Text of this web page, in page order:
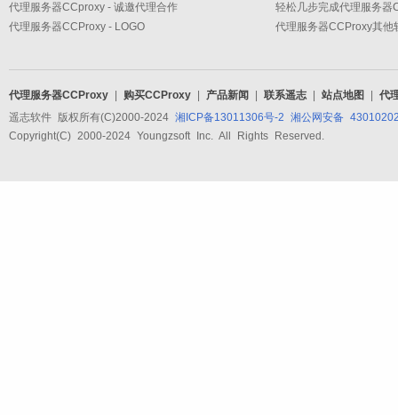
代理服务器CCproxy - 诚邀代理合作
代理服务器CCProxy - LOGO
轻松几步完成代理服务器
代理服务器CCProxy其他
代理服务器CCProxy 购买CCProxy 产品新闻 联系遥志 站点地图
代
遥志软件 版权所有(C)2000-2024 湘ICP备13011306号-2 湘公网安备
Copyright(C) 2000-2024 Youngzsoft Inc. All Rights Reserved.